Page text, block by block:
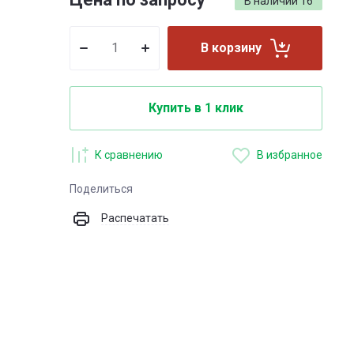
В корзину
Купить в 1 клик
К сравнению В избранное
Поделиться
Распечатать